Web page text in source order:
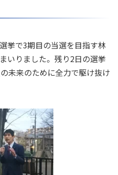
挙で3期目の当選を目指す林
いりました。残り2日の選挙
未来のために全力で駆け抜け